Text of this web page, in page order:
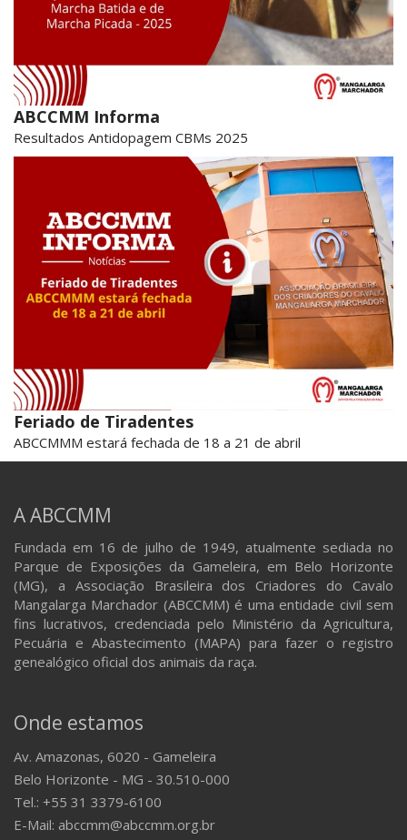
ABCCMM Informa
Resultados Antidopagem CBMs 2025
Feriado de Tiradentes
ABCCMMM estará fechada de 18 a 21 de abril
A ABCCMM
Fundada em 16 de julho de 1949, atualmente sediada no
Parque de Exposições da Gameleira, em Belo Horizonte
(MG), a Associação Brasileira dos Criadores do Cavalo
Mangalarga Marchador (ABCCMM) é uma entidade civil sem
fins lucrativos, credenciada pelo Ministério da Agricultura,
Pecuária e Abastecimento (MAPA) para fazer o registro
genealógico oficial dos animais da raça.
Onde estamos
Av. Amazonas, 6020 - Gameleira
Belo Horizonte - MG - 30.510-000
Tel.: +55 31 3379-6100
E-Mail: abccmm@abccmm.org.br